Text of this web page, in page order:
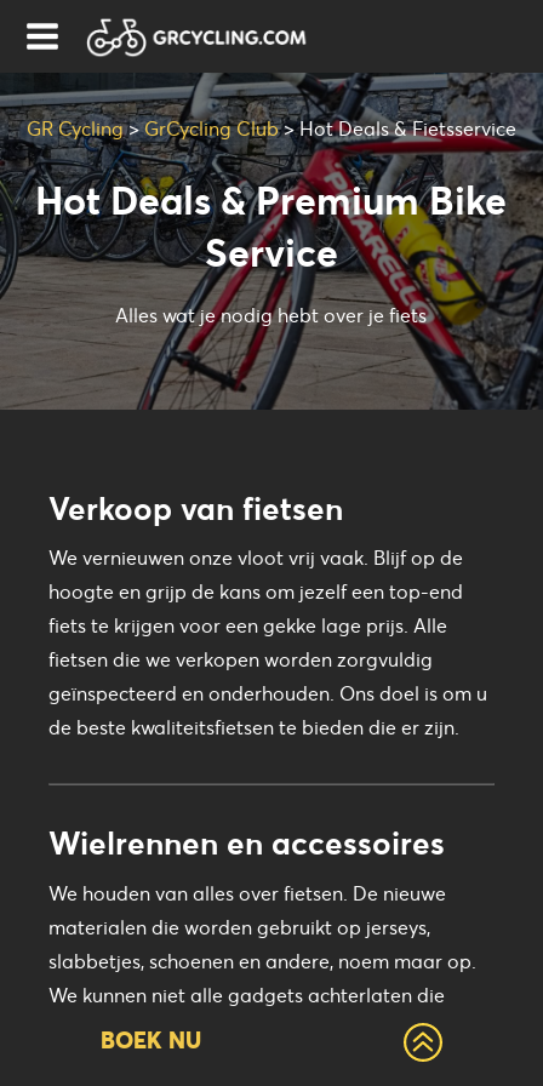
BOEK NU
GR Cycling>GrCycling Club>Hot Deals & Fietsservice
Hot Deals & Premium Bike
Service
Alles wat je nodig hebt over je fiets
Verkoop van fietsen
We vernieuwen onze vloot vrij vaak. Blijf op de
hoogte en grijp de kans om jezelf een top-end
fiets te krijgen voor een gekke lage prijs. Alle
fietsen die we verkopen worden zorgvuldig
geïnspecteerd en onderhouden. Ons doel is om u
de beste kwaliteitsfietsen te bieden die er zijn.
Wielrennen en accessoires
We houden van alles over fietsen. De nieuwe
materialen die worden gebruikt op jerseys,
slabbetjes, schoenen en andere, noem maar op.
We kunnen niet alle gadgets achterlaten die
fietsen naar een heel nieuw niveau tillen, zoals
fietscomputers, power-meters, turbotrainers.